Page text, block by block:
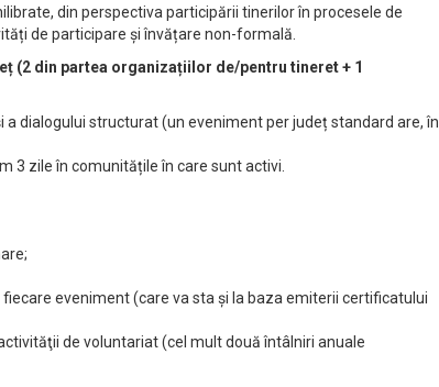
din perspectiva participării tinerilor în procesele de
de participare și învățare non-formală.
(2 din partea organizațiilor de/pentru tineret + 1
dialogului structurat (un eveniment per județ standard are, în
3 zile în comunitățile în care sunt activi.
eveniment (care va sta și la baza emiterii certificatului
de voluntariat (cel mult două întâlniri anuale